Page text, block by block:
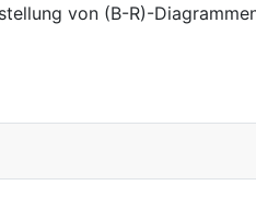
von (B-R)-